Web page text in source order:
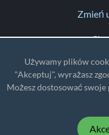
Używamy plików
"Akceptuj", wyrażasz
Możesz dostosować
Zmień